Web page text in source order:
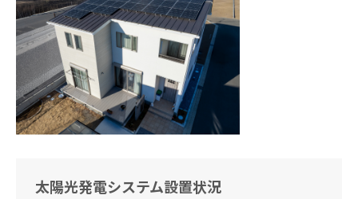
太陽光発電システム設置状況